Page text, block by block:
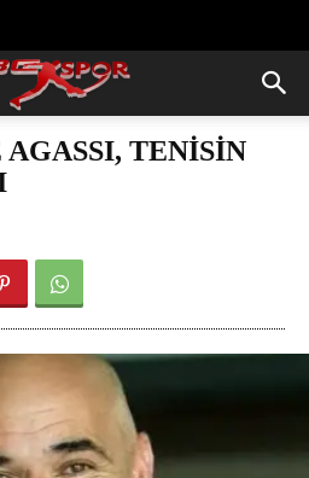
AGASSI, TENİSİN